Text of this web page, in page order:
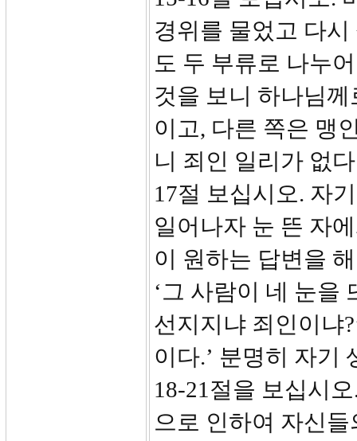
경위를 물었고 다
도 두 부류로 나누
것을 보니 하나님
이고, 다른 쪽은 맹
니 죄인 일리가 없
17절 보십시오. 자
일어나자 눈 뜬 자
이 원하는 답변을
‘그 사람이 네 눈을
선지지냐 죄인이냐
이다.’ 분명히 자기
18-21절을 보십시
으로 인하여 자신